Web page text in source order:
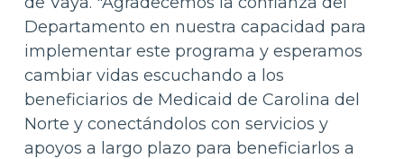
Departamento en nuestra capacidad para
implementar este programa y esperamos
cambiar vidas escuchando a los
beneficiarios de Medicaid de Carolina del
Norte y conectándolos con servicios y
apoyos a largo plazo para beneficiarlos a